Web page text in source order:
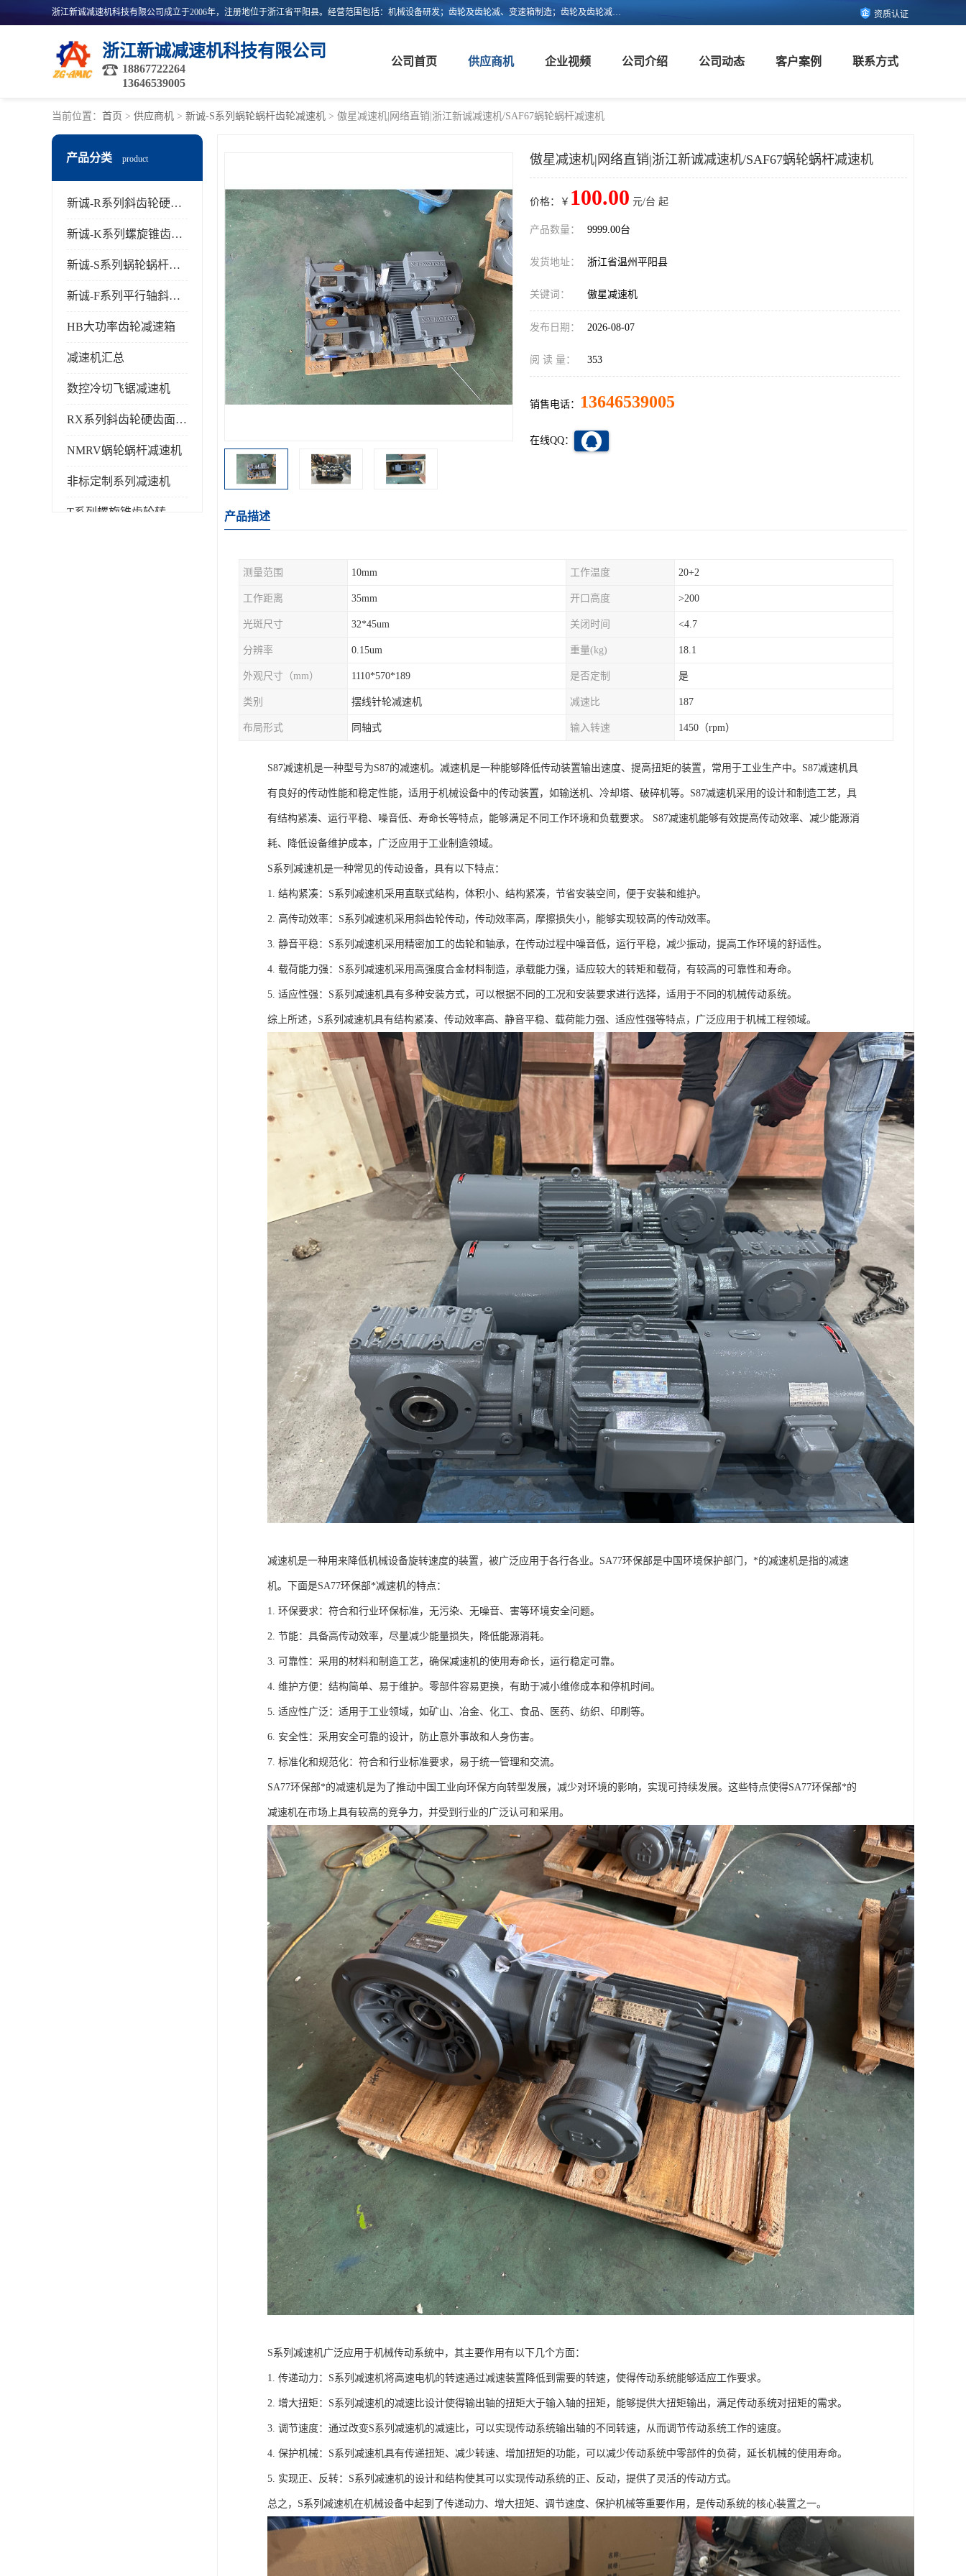
浙江新诚减速机科技有限公司成立于2006年，注册地位于浙江省平阳县。经营范围包括：机械设备研发；齿轮及齿轮减、变速箱制造；齿轮及齿轮减、变速箱销售；轴承、齿轮和传动部件制造；轴承、齿轮和传动部件销售；货物进出口；技术进出口等。 资质认证
浙江新诚减速机科技有限公司
18867722264
13646539005
公司首页 供应商机 企业视频 公司介绍 公司动态 客户案例 联系方式
当前位置： 首页 > 供应商机 > 新诚-S系列蜗轮蜗杆齿轮减速机 > 傲星减速机|网络直销|浙江新诚减速机/SAF67蜗轮蜗杆减速机
产品分类 product
新诚-R系列斜齿轮硬齿面减速机
新诚-K系列螺旋锥齿轮减速机
新诚-S系列蜗轮蜗杆齿轮减速机
新诚-F系列平行轴斜齿轮减速机
HB大功率齿轮减速箱
减速机汇总
数控冷切飞锯减速机
RX系列斜齿轮硬齿面减速机
NMRV蜗轮蜗杆减速机
非标定制系列减速机
傲星减速机|网络直销|浙江新诚减速机/SAF67蜗轮蜗杆减速机
价格：￥ 100.00 元/台 起
产品数量： 9999.00台
发货地址： 浙江省温州平阳县
关键词： 傲星减速机
发布日期： 2026-08-07
阅 读 量： 353
销售电话： 13646539005
在线QQ：
产品描述
测量范围 10mm 工作温度 20+2
工作距离 35mm 开口高度 >200
光斑尺寸 32*45um 关闭时间 <4.7
分辨率 0.15um 重量(kg) 18.1
外观尺寸（mm） 1110*570*189 是否定制 是
类别 摆线针轮减速机 减速比 187
布局形式 同轴式 输入转速 1450（rpm）
S87减速机是一种型号为S87的减速机。减速机是一种能够降低传动装置输出速度、提高扭矩的装置，常用于工业生产中。S87减速机具
有良好的传动性能和稳定性能，适用于机械设备中的传动装置，如输送机、冷却塔、破碎机等。S87减速机采用的设计和制造工艺，具
有结构紧凑、运行平稳、噪音低、寿命长等特点，能够满足不同工作环境和负载要求。 S87减速机能够有效提高传动效率、减少能源消
耗、降低设备维护成本，广泛应用于工业制造领域。
S系列减速机是一种常见的传动设备，具有以下特点：
1. 结构紧凑：S系列减速机采用直联式结构，体积小、结构紧凑，节省安装空间，便于安装和维护。
2. 高传动效率：S系列减速机采用斜齿轮传动，传动效率高，摩擦损失小，能够实现较高的传动效率。
3. 静音平稳：S系列减速机采用精密加工的齿轮和轴承，在传动过程中噪音低，运行平稳，减少振动，提高工作环境的舒适性。
4. 载荷能力强：S系列减速机采用高强度合金材料制造，承载能力强，适应较大的转矩和载荷，有较高的可靠性和寿命。
5. 适应性强：S系列减速机具有多种安装方式，可以根据不同的工况和安装要求进行选择，适用于不同的机械传动系统。
综上所述，S系列减速机具有结构紧凑、传动效率高、静音平稳、载荷能力强、适应性强等特点，广泛应用于机械工程领域。
减速机是一种用来降低机械设备旋转速度的装置，被广泛应用于各行各业。SA77环保部是中国环境保护部门，*的减速机是指的减速
机。下面是SA77环保部*减速机的特点：
1. 环保要求：符合和行业环保标准，无污染、无噪音、害等环境安全问题。
2. 节能：具备高传动效率，尽量减少能量损失，降低能源消耗。
3. 可靠性：采用的材料和制造工艺，确保减速机的使用寿命长，运行稳定可靠。
4. 维护方便：结构简单、易于维护。零部件容易更换，有助于减小维修成本和停机时间。
5. 适应性广泛：适用于工业领域，如矿山、冶金、化工、食品、医药、纺织、印刷等。
6. 安全性：采用安全可靠的设计，防止意外事故和人身伤害。
7. 标准化和规范化：符合和行业标准要求，易于统一管理和交流。
SA77环保部*的减速机是为了推动中国工业向环保方向转型发展，减少对环境的影响，实现可持续发展。这些特点使得SA77环保部*的
减速机在市场上具有较高的竞争力，并受到行业的广泛认可和采用。
S系列减速机广泛应用于机械传动系统中，其主要作用有以下几个方面：
1. 传递动力：S系列减速机将高速电机的转速通过减速装置降低到需要的转速，使得传动系统能够适应工作要求。
2. 增大扭矩：S系列减速机的减速比设计使得输出轴的扭矩大于输入轴的扭矩，能够提供大扭矩输出，满足传动系统对扭矩的需求。
3. 调节速度：通过改变S系列减速机的减速比，可以实现传动系统输出轴的不同转速，从而调节传动系统工作的速度。
4. 保护机械：S系列减速机具有传递扭矩、减少转速、增加扭矩的功能，可以减少传动系统中零部件的负荷，延长机械的使用寿命。
5. 实现正、反转：S系列减速机的设计和结构使其可以实现传动系统的正、反动，提供了灵活的传动方式。
总之，S系列减速机在机械设备中起到了传递动力、增大扭矩、调节速度、保护机械等重要作用，是传动系统的核心装置之一。